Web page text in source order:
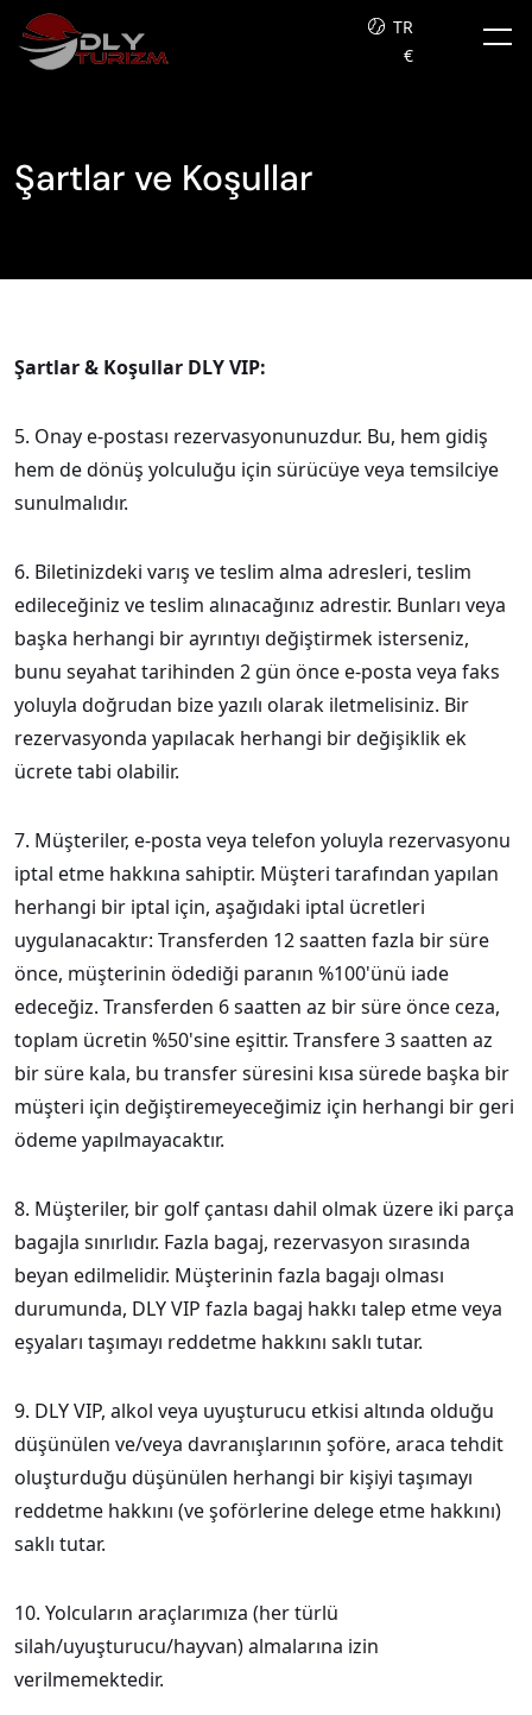
TR
€
Şartlar ve Koşullar
Şartlar & Koşullar DLY VIP:
5. Onay e-postası rezervasyonunuzdur. Bu, hem gidiş
hem de dönüş yolculuğu için sürücüye veya temsilciye
sunulmalıdır.
6. Biletinizdeki varış ve teslim alma adresleri, teslim
edileceğiniz ve teslim alınacağınız adrestir. Bunları veya
başka herhangi bir ayrıntıyı değiştirmek isterseniz,
bunu seyahat tarihinden 2 gün önce e-posta veya faks
yoluyla doğrudan bize yazılı olarak iletmelisiniz. Bir
rezervasyonda yapılacak herhangi bir değişiklik ek
ücrete tabi olabilir.
7. Müşteriler, e-posta veya telefon yoluyla rezervasyonu
iptal etme hakkına sahiptir. Müşteri tarafından yapılan
herhangi bir iptal için, aşağıdaki iptal ücretleri
uygulanacaktır: Transferden 12 saatten fazla bir süre
önce, müşterinin ödediği paranın %100'ünü iade
edeceğiz. Transferden 6 saatten az bir süre önce ceza,
toplam ücretin %50'sine eşittir. Transfere 3 saatten az
bir süre kala, bu transfer süresini kısa sürede başka bir
müşteri için değiştiremeyeceğimiz için herhangi bir geri
ödeme yapılmayacaktır.
8. Müşteriler, bir golf çantası dahil olmak üzere iki parça
bagajla sınırlıdır. Fazla bagaj, rezervasyon sırasında
beyan edilmelidir. Müşterinin fazla bagajı olması
durumunda, DLY VIP fazla bagaj hakkı talep etme veya
eşyaları taşımayı reddetme hakkını saklı tutar.
9. DLY VIP, alkol veya uyuşturucu etkisi altında olduğu
düşünülen ve/veya davranışlarının şoföre, araca tehdit
oluşturduğu düşünülen herhangi bir kişiyi taşımayı
reddetme hakkını (ve şoförlerine delege etme hakkını)
saklı tutar.
10. Yolcuların araçlarımıza (her türlü
silah/uyuşturucu/hayvan) almalarına izin
verilmemektedir.